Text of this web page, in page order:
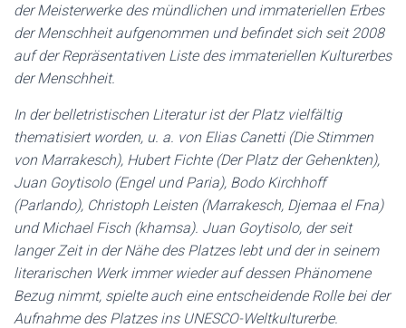
der Meisterwerke des mündlichen und immateriellen Erbes
der Menschheit aufgenommen und befindet sich seit 2008
auf der Repräsentativen Liste des immateriellen Kulturerbes
der Menschheit.
In der belletristischen Literatur ist der Platz vielfältig
thematisiert worden, u. a. von Elias Canetti (Die Stimmen
von Marrakesch), Hubert Fichte (Der Platz der Gehenkten),
Juan Goytisolo (Engel und Paria), Bodo Kirchhoff
(Parlando), Christoph Leisten (Marrakesch, Djemaa el Fna)
und Michael Fisch (khamsa). Juan Goytisolo, der seit
langer Zeit in der Nähe des Platzes lebt und der in seinem
literarischen Werk immer wieder auf dessen Phänomene
Bezug nimmt, spielte auch eine entscheidende Rolle bei der
Aufnahme des Platzes ins UNESCO-Weltkulturerbe.